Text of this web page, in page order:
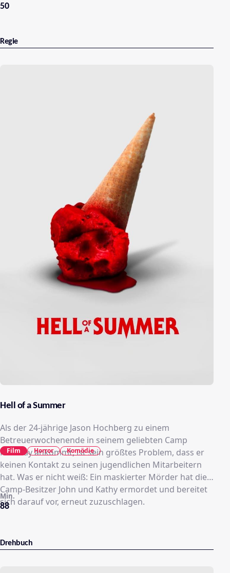
50
Regie
Hell of a Summer
Als der 24-jährige Jason Hochberg zu einem
Betreuerwochenende in seinem geliebten Camp
Pineway ankommt, ist sein größtes Problem, dass er
keinen Kontakt zu seinen jugendlichen Mitarbeitern
hat. Was er nicht weiß: Ein maskierter Mörder hat die
Camp-Besitzer John und Kathy ermordet und bereitet
sich darauf vor, erneut zuzuschlagen.
88
Min.
Film Horror Komödie
Drehbuch